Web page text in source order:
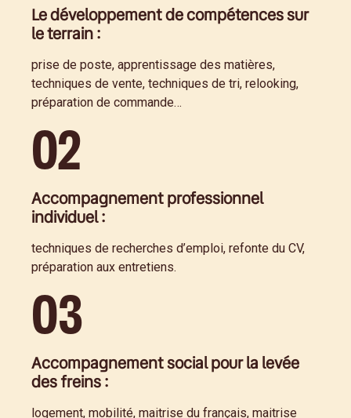
Le développement de compétences sur
le terrain :
prise de poste, apprentissage des matières,
techniques de vente, techniques de tri, relooking,
préparation de commande…
02
Accompagnement professionnel
individuel :
techniques de recherches d’emploi, refonte du CV,
préparation aux entretiens.
03
Accompagnement social pour la levée
des freins :
logement, mobilité, maitrise du français, maitrise